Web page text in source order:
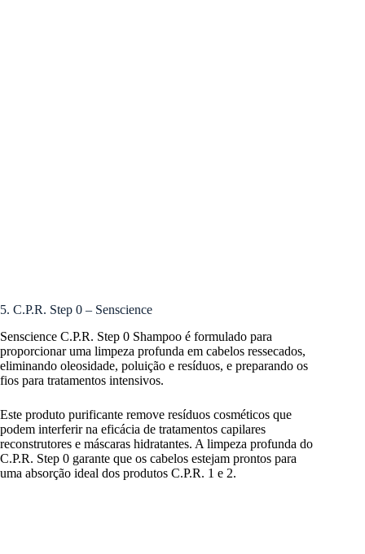
5. C.P.R. Step 0 – Senscience
Senscience C.P.R. Step 0 Shampoo é formulado para
proporcionar uma limpeza profunda em cabelos ressecados,
eliminando oleosidade, poluição e resíduos, e preparando os
fios para tratamentos intensivos.
Este produto purificante remove resíduos cosméticos que
podem interferir na eficácia de tratamentos capilares
reconstrutores e máscaras hidratantes. A limpeza profunda do
C.P.R. Step 0 garante que os cabelos estejam prontos para
uma absorção ideal dos produtos C.P.R. 1 e 2.